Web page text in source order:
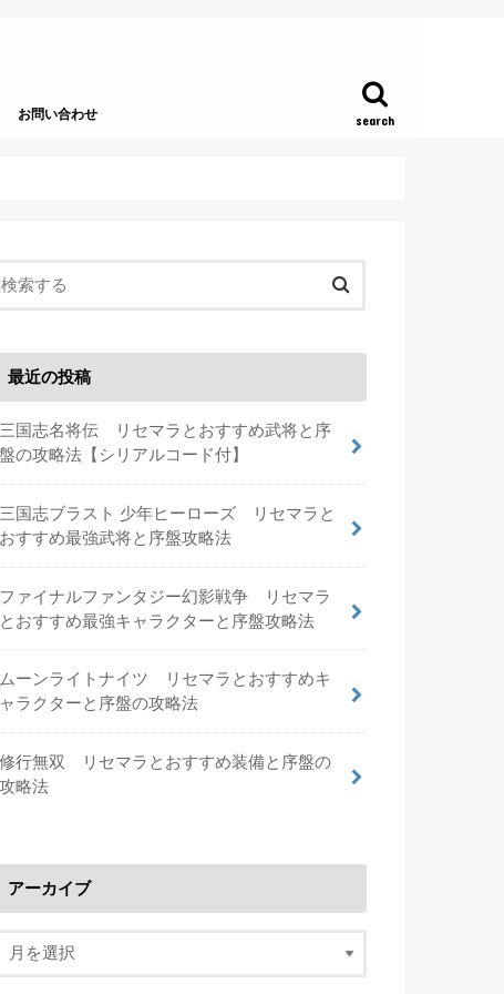
search
お問い合わせ
最近の投稿
三国志名将伝 リセマラとおすすめ武将と序
盤の攻略法【シリアルコード付】
三国志ブラスト 少年ヒーローズ リセマラと
おすすめ最強武将と序盤攻略法
ファイナルファンタジー幻影戦争 リセマラ
とおすすめ最強キャラクターと序盤攻略法
ムーンライトナイツ リセマラとおすすめキ
ャラクターと序盤の攻略法
修行無双 リセマラとおすすめ装備と序盤の
攻略法
アーカイブ